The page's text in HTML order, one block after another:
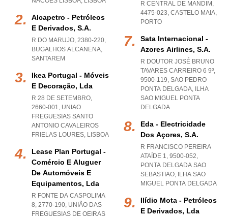
Alcapetro - Petróleos
E Derivados, S.a.
R DO MARUJO, 2380-220,
BUGALHOS ALCANENA,
SANTAREM
Ikea Portugal - Móveis
E Decoração, Lda
R 28 DE SETEMBRO,
2660-001, UNIAO
FREGUESIAS SANTO
ANTONIO CAVALEIROS
FRIELAS LOURES, LISBOA
Lease Plan Portugal -
Comércio E Aluguer
De Automóveis E
Equipamentos, Lda
R FONTE DA CASPOLIMA
8, 2770-190, UNIÃO DAS
FREGUESIAS DE OEIRAS
R CENTRAL DE MANDIM,
4475-023, CASTELO MAIA,
PORTO
Sata Internacional -
Azores Airlines, S.a.
R DOUTOR JOSÉ BRUNO
TAVARES CARREIRO 6 9º,
9500-119, SAO PEDRO
PONTA DELGADA, ILHA
SAO MIGUEL PONTA
DELGADA
Eda - Electricidade
Dos Açores, S.a.
R FRANCISCO PEREIRA
ATAÍDE 1, 9500-052,
PONTA DELGADA SAO
SEBASTIAO, ILHA SAO
MIGUEL PONTA DELGADA
Ilídio Mota - Petróleos
E Derivados, Lda